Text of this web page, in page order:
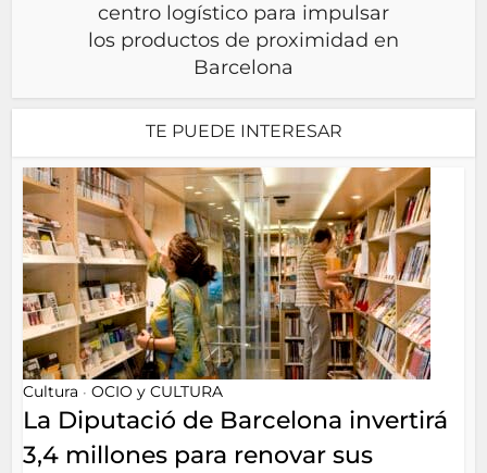
centro logístico para impulsar
los productos de proximidad en
Barcelona
TE PUEDE INTERESAR
Cultura • OCIO y CULTURA
La Diputació de Barcelona invertirá
3,4 millones para renovar sus